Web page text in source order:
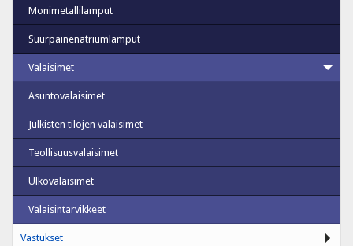
Monimetallilamput
Suurpainenatriumlamput
Valaisimet
Asuntovalaisimet
Julkisten tilojen valaisimet
Teollisuusvalaisimet
Ulkovalaisimet
Valaisintarvikkeet
Vastukset